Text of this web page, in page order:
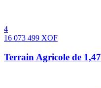
4
16 073 499 XOF
Terrain Agricole de